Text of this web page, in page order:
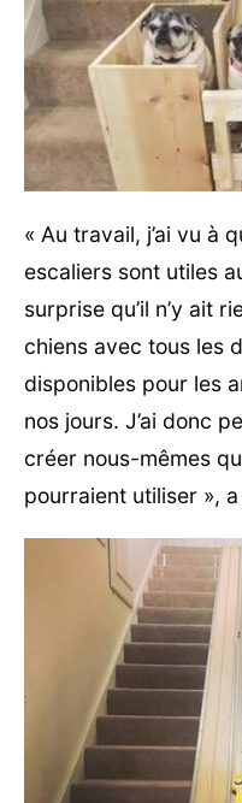
« Au travail, j’ai vu à
escaliers sont utiles
surprise qu’il n’y ait
chiens avec tous les
disponibles pour les
nos jours. J’ai donc
créer nous-mêmes
pourraient utiliser »,